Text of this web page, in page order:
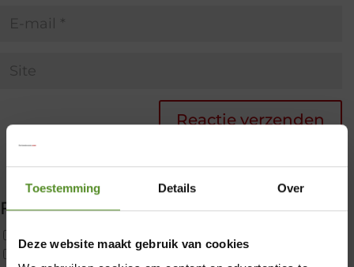
Toestemming Details Over
Deze website maakt gebruik van cookies
Filter producten